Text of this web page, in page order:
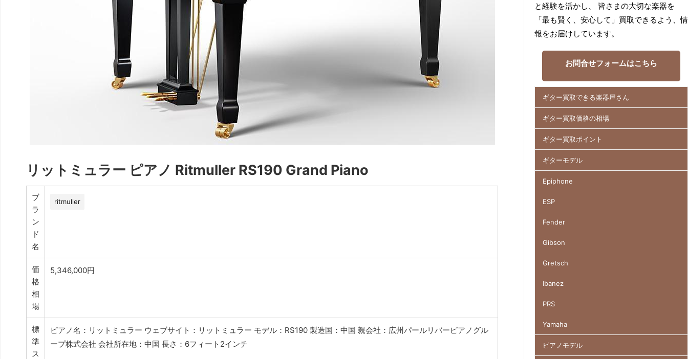
リットミュラー ピアノ Ritmuller RS190 Grand Piano
ブ
ラ
ン
ド
名
ritmuller
価
格
相
場
5,346,000円
標
準
ス
ピアノ名：リットミュラー ウェブサイト：リットミュラー モデル：RS190 製造国：中国 親会社：広州パールリバーピアノグル
ープ株式会社 会社所在地：中国 長さ：6フィート2インチ
と経験を活かし、 皆さまの大切な楽器を
「最も賢く、安心して」買取できるよう、情
報をお届けしています。
お問合せフォームはこちら
ギター買取できる楽器屋さん
ギター買取価格の相場
ギター買取ポイント
ギターモデル
Epiphone
ESP
Fender
Gibson
Gretsch
Ibanez
PRS
Yamaha
ピアノモデル